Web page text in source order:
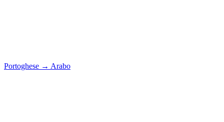
Portoghese → Arabo